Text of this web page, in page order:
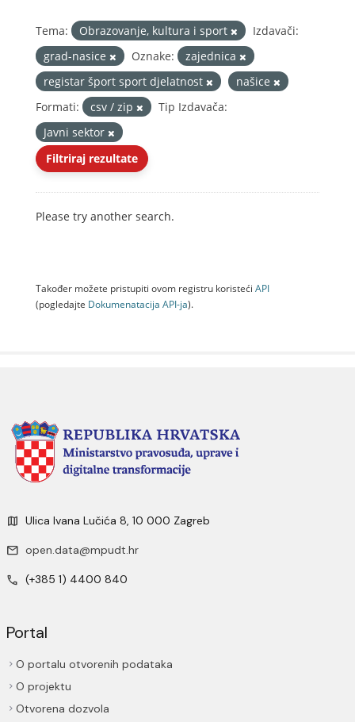
Tema: Obrazovanje, kultura i sport
Izdavači:
grad-nasice
Oznake:
zajednica
registar šport sport djelatnost
našice
Formati:
csv / zip
Tip Izdavača:
Javni sektor
Filtriraj rezultate
Please try another search.
Također možete pristupiti ovom registru koristeći API
(pogledajte Dokumenаtаcijа API-jа).